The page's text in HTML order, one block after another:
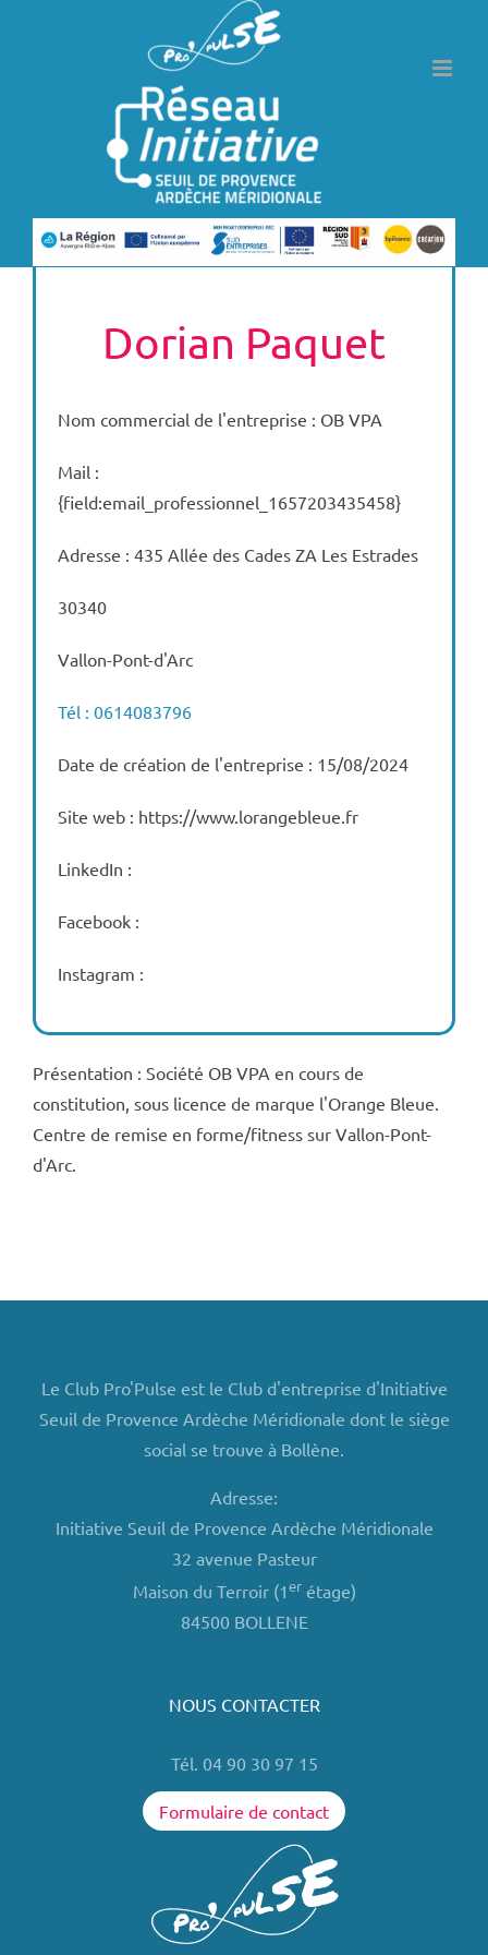
Dorian Paquet
Nom commercial de l'entreprise : OB VPA
Mail :
{field:email_professionnel_1657203435458}
Adresse : 435 Allée des Cades ZA Les Estrades
30340
Vallon-Pont-d'Arc
Tél : 0614083796
Date de création de l'entreprise : 15/08/2024
Site web : https://www.lorangebleue.fr
LinkedIn :
Facebook :
Instagram :
Présentation : Société OB VPA en cours de
constitution, sous licence de marque l'Orange Bleue.
Centre de remise en forme/fitness sur Vallon-Pont-
d'Arc.
Le Club Pro'Pulse est le Club d'entreprise d'Initiative
Seuil de Provence Ardèche Méridionale dont le siège
social se trouve à Bollène.
Adresse:
Initiative Seuil de Provence Ardèche Méridionale
32 avenue Pasteur
Maison du Terroir (1erétage)
84500 BOLLENE
NOUS CONTACTER
Tél. 04 90 30 97 15
Formulaire de contact